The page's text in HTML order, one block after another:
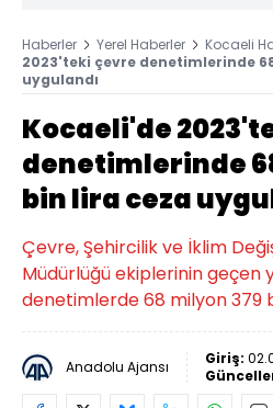
Haberler Yerel Haberler Kocaeli
2023'teki çevre denetimlerinde
uygulandı
Kocaeli'de
denetimlerinde
bin lira ceza
Çevre, Şehircilik ve İklim
Müdürlüğü ekiplerinin geçen
denetimlerde 68 milyon 379
Anadolu Ajansı Giriş: